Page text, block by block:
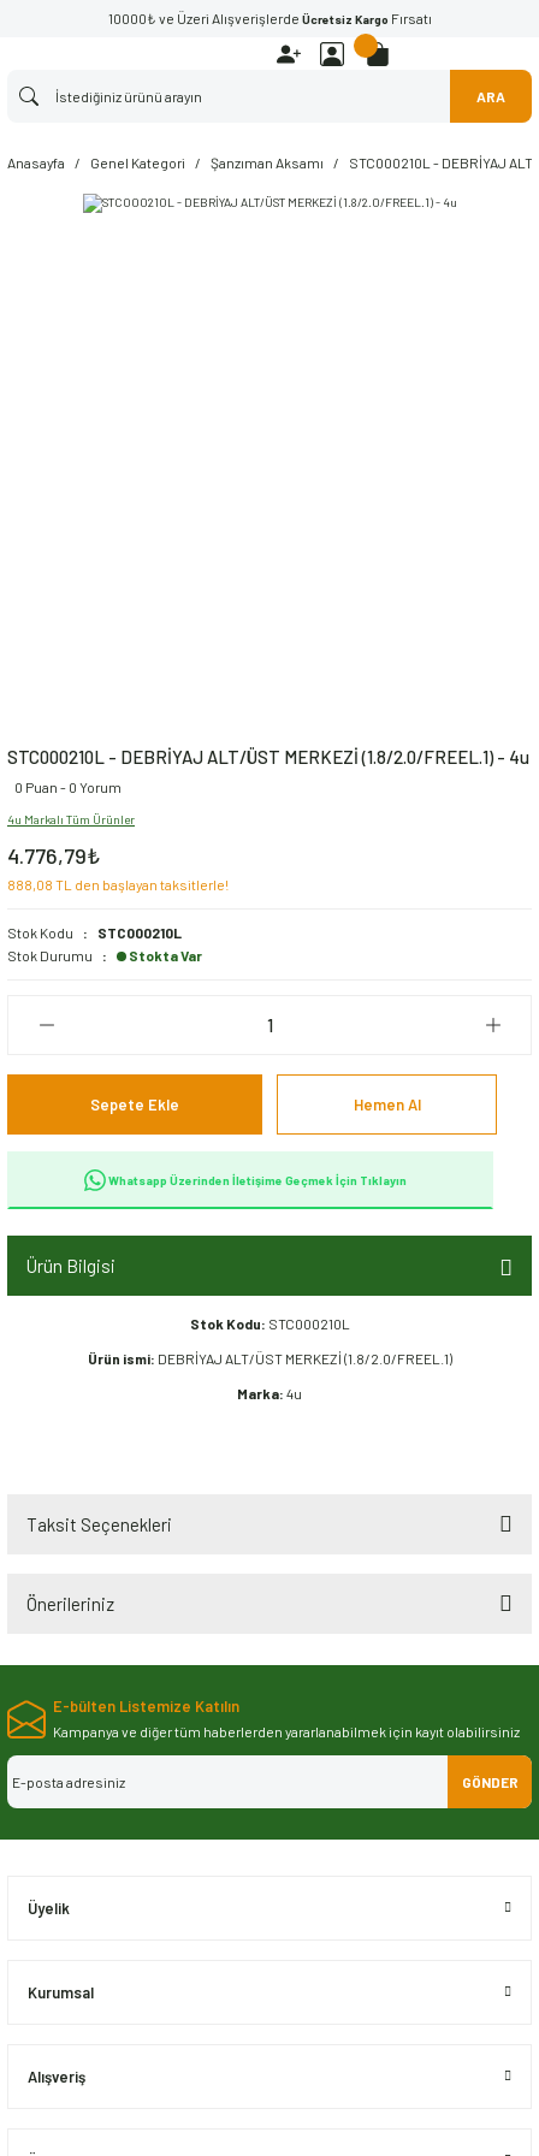
10000₺ ve Üzeri Alışverişlerde Ücretsiz Kargo Fırsatı
ARA
Anasayfa Genel Kategori Şanzıman Aksamı STC000210L - DEBRİYAJ
STC000210L - DEBRİYAJ ALT/ÜST MERKEZİ (1.8/2.0/FREEL.1) - 4u
0 Puan - 0 Yorum
4u Markalı Tüm Ürünler
4.776,79₺
888,08 TL den başlayan taksitlerle!
Stok Kodu
STC000210L
Stok Durumu
Stokta Var
Sepete Ekle Hemen Al
Whatsapp Üzerinden İletişime Geçmek İçin Tıklayın
Ürün Bilgisi
Stok Kodu: STC000210L
Ürün ismi: DEBRİYAJ ALT/ÜST MERKEZİ (1.8/2.0/FREEL.1)
Marka: 4u
Taksit Seçenekleri
Önerileriniz
Bu ürünün fiyat bilgisi, resim, ürün açıklamalarında ve diğer konularda
iletebilirsiniz.
Görüş ve önerileriniz için teşekkür ederiz.
Ürün resmi kalitesiz, bozuk veya görüntülenemiyor.
E-bülten Listemize Katılın
Kampanya ve diğer tüm haberlerden yararlanabilmek için kayıt olabilirsiniz
GÖNDER
Üyelik
Kurumsal
Alışveriş